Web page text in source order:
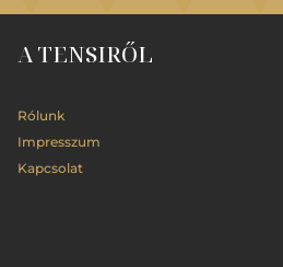
A TENSIRŐL
Rólunk
Impresszum
Kapcsolat